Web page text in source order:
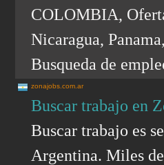
COLOMBIA,
Nicaragua,
Busqueda de
zonajobs.com.ar
Buscar trabajo en
Buscar trabajo es
Argentina. Miles